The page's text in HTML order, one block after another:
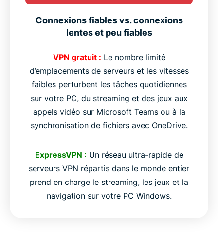
Connexions fiables vs. connexions
lentes et peu fiables
VPN gratuit : Le nombre limité
d’emplacements de serveurs et les vitesses
faibles perturbent les tâches quotidiennes
sur votre PC, du streaming et des jeux aux
appels vidéo sur Microsoft Teams ou à la
synchronisation de fichiers avec OneDrive.
ExpressVPN : Un réseau ultra-rapide de
serveurs VPN répartis dans le monde entier
prend en charge le streaming, les jeux et la
navigation sur votre PC Windows.